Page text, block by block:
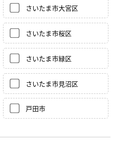
さいたま市大宮区
さいたま市桜区
さいたま市緑区
さいたま市見沼区
戸田市